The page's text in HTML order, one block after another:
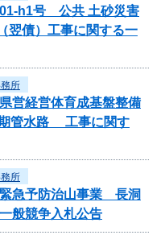
01-h1号 公共 土砂災害
翌債）工事に関する一
所
営経営体育成基盤整備
管水路 工事に関す
所
急予防治山事業 長洞
般競争入札公告